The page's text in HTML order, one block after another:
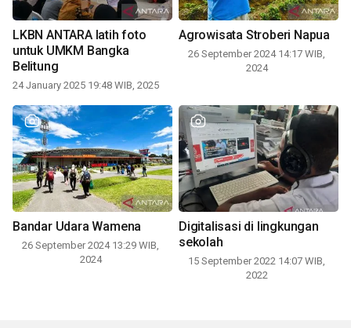
LKBN ANTARA latih foto
untuk UMKM Bangka
Belitung
24 January 2025 19:48 WIB, 2025
Agrowisata Stroberi Napua
26 September 2024 14:17 WIB,
2024
Bandar Udara Wamena
26 September 2024 13:29 WIB,
2024
Digitalisasi di lingkungan
sekolah
15 September 2022 14:07 WIB,
2022